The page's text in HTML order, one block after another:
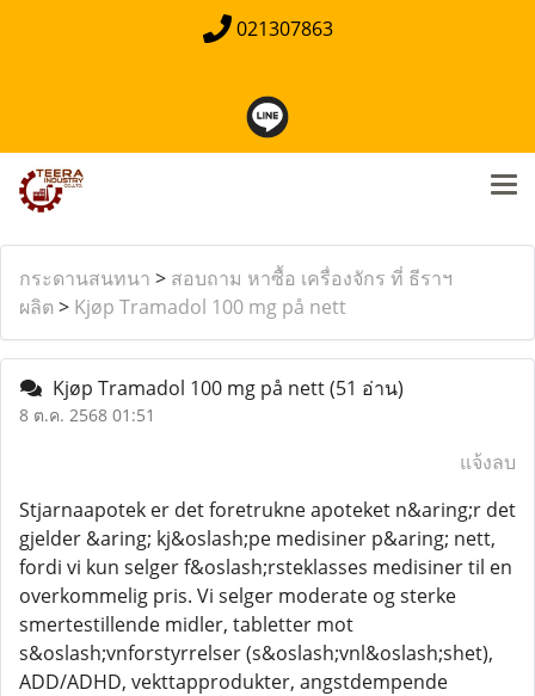
021307863
กระดานสนทนา > สอบถาม หาซื้อ เครื่องจักร ที่ ธีราฯ
ผลิต > Kjøp Tramadol 100 mg på nett
Kjøp Tramadol 100 mg på nett(51 อ่าน)
8 ต.ค. 2568 01:51
แจ้งลบ
Stjarnaapotek er det foretrukne apoteket n&aring;r det
gjelder &aring; kj&oslash;pe medisiner p&aring; nett,
fordi vi kun selger f&oslash;rsteklasses medisiner til en
overkommelig pris. Vi selger moderate og sterke
smertestillende midler, tabletter mot
s&oslash;vnforstyrrelser (s&oslash;vnl&oslash;shet),
ADD/ADHD, vekttapprodukter, angstdempende